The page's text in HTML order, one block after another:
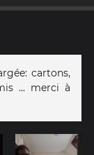
cartons,
... merci à